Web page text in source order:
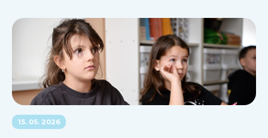
15. 05. 2026